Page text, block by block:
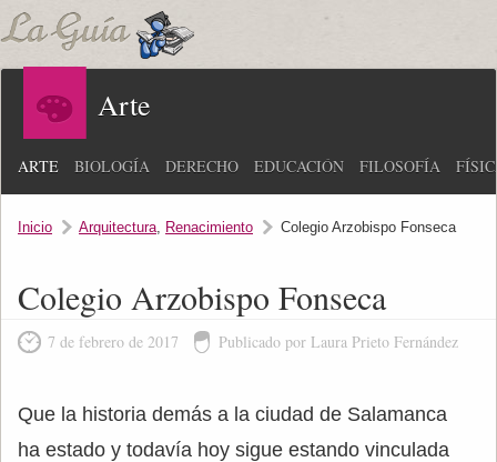
Arte
ARTE BIOLOGÍA DERECHO EDUCACIÓN FILOSOFÍA
Inicio Arquitectura, Renacimiento Colegio Arzobispo Fonseca
Colegio Arzobispo Fonseca
7 de febrero de 2017 Publicado por Laura Prieto Fernández
Que la historia demás a la ciudad de Salamanca
ha estado y todavía hoy sigue estando vinculada